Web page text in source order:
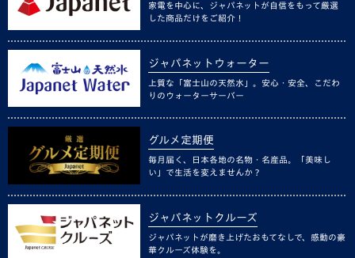
家電を中心に、ジャパネットが自信をもって厳選
した商品だけをご紹介！
ジャパネットウォーター
上質な「富士山の天然水」。安心・安全、こだわ
りのウォーターサーバー
グルメ定期便
毎月届く、日本各地の名物・名産品。「美味し
い」で生活を変えませんか？
ジャパネットクルーズ
ジャパネットが磨き上げたおもてなしで、感動の豪
華クルーズ体験を。